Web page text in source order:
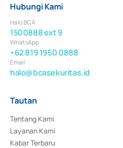
Hubungi Kami
Halo BCA
1500888 ext 9
WhatsApp
+62 819 1950 0888
Email
halo@bcasekuritas.id
Tautan
Tentang Kami
Layanan Kami
Kabar Terbaru